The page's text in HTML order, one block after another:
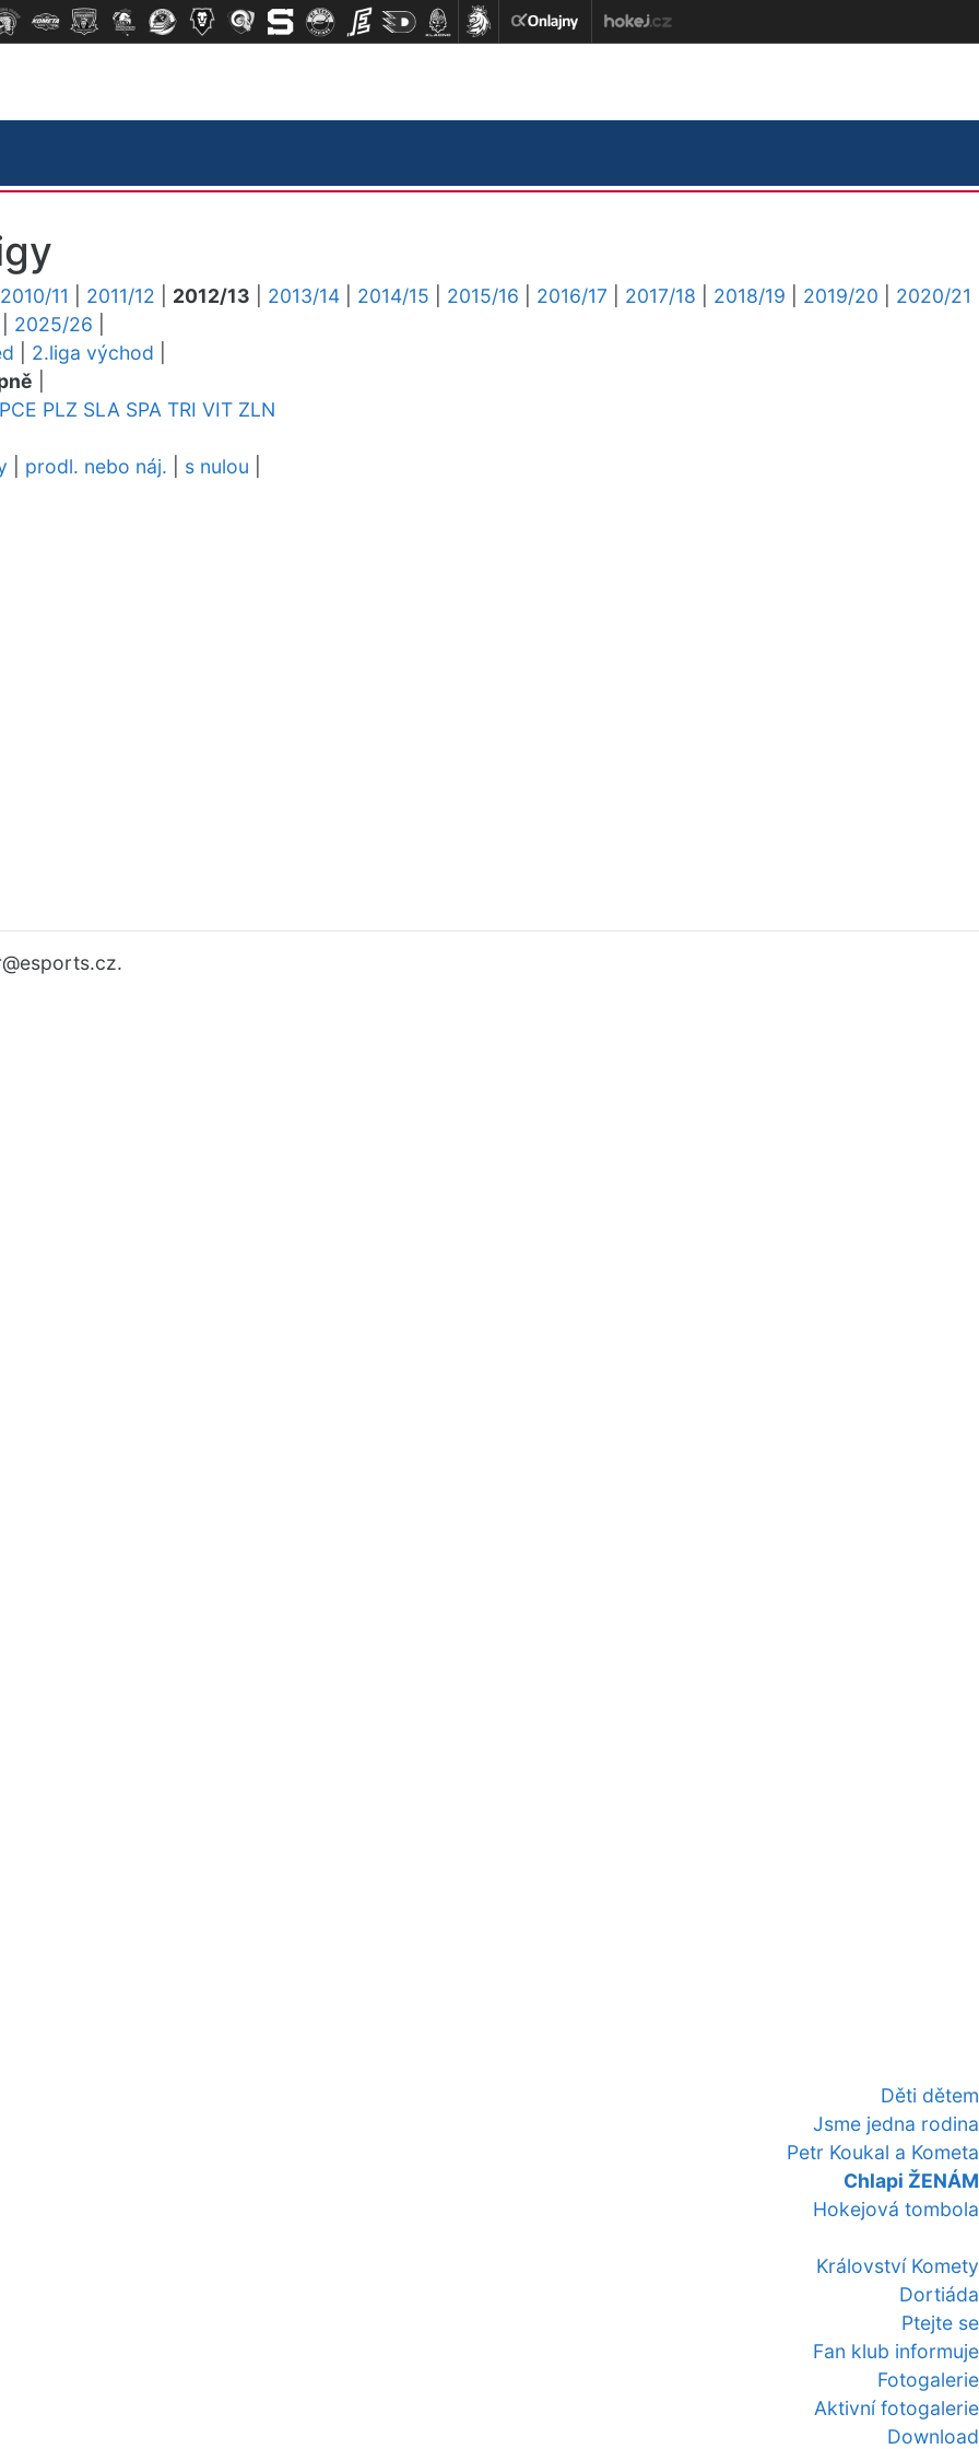
Děti dětem
Jsme jedna rodina
Petr Koukal a Kometa
Chlapi ŽENÁM
Hokejová tombola
Království Komety
Dortiáda
Ptejte se
Fan klub informuje
Fotogalerie
Aktivní fotogalerie
Download
2010/11 2011/12 2012/13 2013/14 2014/15 2015/16 2016/17 2017/18 2018/19 2019/20
2020/21
2025/26
2.liga východ
PCE PLZ SLA SPA TRI VIT ZLN
prodl. nebo náj. s nulou
@esports.cz.